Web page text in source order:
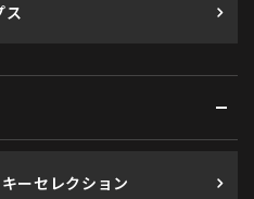
ス
ーセレクション